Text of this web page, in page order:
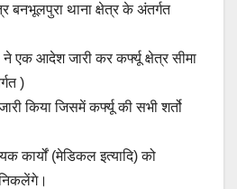
बनभूलपुरा थाना क्षेत्र के अंतर्गत
एक आदेश जारी कर कर्फ्यू क्षेत्र सीमा
)
किया जिसमें कर्फ्यू की सभी शर्तो
कार्यों (मेडिकल इत्यादि) को